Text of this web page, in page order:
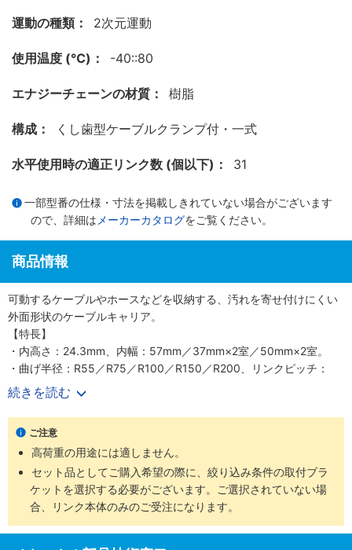
運動の種類： 2次元運動
使用温度 (℃)： -40::80
エナジーチェーンの材質： 樹脂
構成： くし歯型ケーブルクランプ付・一式
水平使用時の適正リンク数 (個以下)： 31
一部型番の仕様・寸法を掲載しきれていない場合がございます
ので、詳細は メーカーカタログをご覧ください。
商品情報
可動するケーブルやホースなどを収納する、汚れを寄せ付けにくい
外面形状のケーブルキャリア。
【特長】
・内高さ：24.3mm、内幅：57mm／37mm×2室／50mm×2室。
・曲げ半径：R55／R75／R100／R150／R200、リンクピッチ：
46mm。
・外周側にスリットがあり、ケーブルを押し入れることにより簡単
収納が可能。
・作業時間の短縮が可能。
・ねじり走行可能（制限あり）。
・太いピボット径が耐久性を生み長寿命を実現。
・汚れを寄せ付けにくい外面形状。
・1室型と2室型の2タイプ対応可能。
【用途】
続きを読む
ご注意
高荷重の用途には適しません。
セット品としてご購入希望の際に、絞り込み条件の取付ブラ
ケットを選択する必要がございます。ご選択されていない場
合、リンク本体のみのご受注になります。